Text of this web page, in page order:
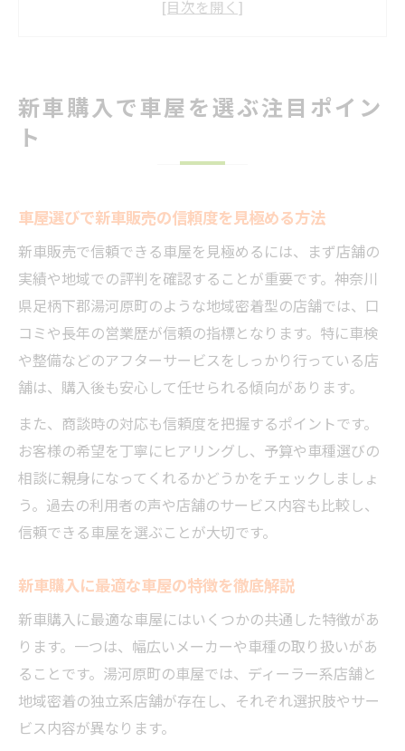
新車販売を成功させる車屋選びのコツとは
理想の新車販売を叶える車屋の見極め方
車屋で納得できる新車販売の選び方を紹介
新車販売の車屋選びに迷わない判断ポイン
ト
堅実に新車販売を比較検討する秘訣
新車販売の比較で車屋を堅実に選ぶ方法
車屋ごとの新車販売サービスを丁寧に検討
納得の新車販売を実現する車屋比較のポイ
ント
車屋選びで失敗しない新車販売の見極め
車屋選びに迷った時の効率的な進め方
新車販売で迷った時の車屋選びの手順
車屋比較で効率良く新車販売を探すコツ
迷った時に役立つ車屋選びの新車販売チェ
新車購入で車屋を選ぶ注目ポイン
ト
車屋選びで新車販売の信頼度を見極める方法
新車販売で信頼できる車屋を見極めるには、まず店舗の
実績や地域での評判を確認することが重要です。神奈川
県足柄下郡湯河原町のような地域密着型の店舗では、口
コミや長年の営業歴が信頼の指標となります。特に車検
や整備などのアフターサービスをしっかり行っている店
舗は、購入後も安心して任せられる傾向があります。
また、商談時の対応も信頼度を把握するポイントです。
お客様の希望を丁寧にヒアリングし、予算や車種選びの
相談に親身になってくれるかどうかをチェックしましょ
う。過去の利用者の声や店舗のサービス内容も比較し、
信頼できる車屋を選ぶことが大切です。
新車購入に最適な車屋の特徴を徹底解説
新車購入に最適な車屋にはいくつかの共通した特徴があ
ります。一つは、幅広いメーカーや車種の取り扱いがあ
ることです。湯河原町の車屋では、ディーラー系店舗と
地域密着の独立系店舗が存在し、それぞれ選択肢やサー
ビス内容が異なります。